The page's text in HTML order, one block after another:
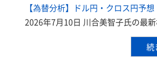
【為替分析】ドル円・クロス円予想
2026年7月10日 川合美智子氏の最
続